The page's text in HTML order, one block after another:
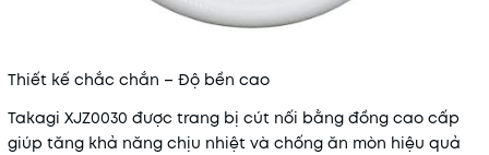
Thiết kế chắc chắn – Độ bền cao
Takagi XJZ0030 được trang bị cút nối bằng đồng cao cấp
giúp tăng khả năng chịu nhiệt và chống ăn mòn hiệu quả